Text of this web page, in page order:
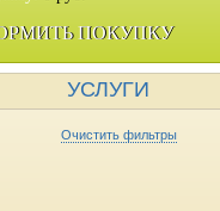
ПОКУПКУ
УСЛУГИ
Очистить фильтры